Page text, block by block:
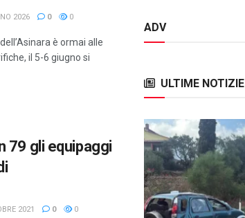
2026 0 0
è ormai alle
il 5-6 giugno si
79 gli equipaggi
2021 0 0
ADV
ULTIME NOTIZIE